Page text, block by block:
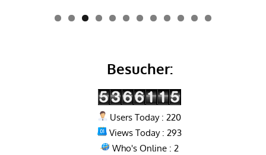
0 1 2
Besucher:
Users Today : 220
Views Today : 293
Who's Online : 2